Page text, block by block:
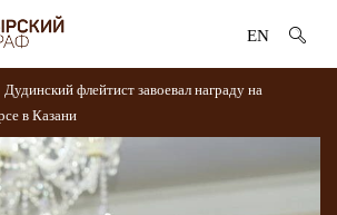
EN
Дудинский флейтист завоевал награду на
в Казани